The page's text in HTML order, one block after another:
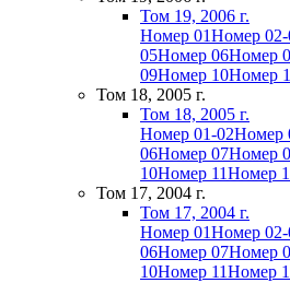
Том 19, 2006 г.
Номер 01Номер 02-
05Номер 06Номер
09Номер 10Номер
Том 18, 2005 г.
Том 18, 2005 г.
Номер 01-02Номер
06Номер 07Номер
10Номер 11Номер
Том 17, 2004 г.
Том 17, 2004 г.
Номер 01Номер 02-
06Номер 07Номер
10Номер 11Номер